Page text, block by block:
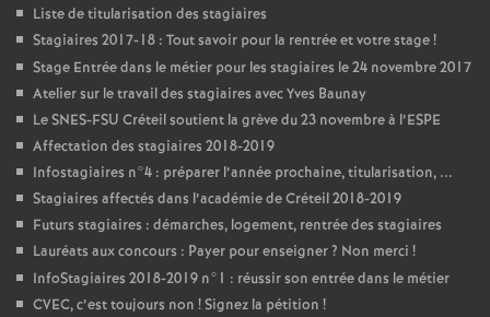
Liste de titularisation des stagiaires
Stagiaires 2017-18 : Tout savoir pour la rentrée et votre stage!
Stage Entrée dans le métier pour les stagiaires le 24 novembre 2017
Atelier sur le travail des stagiaires avec Yves Baunay
LeSNES-FSU Créteil soutient la grève du 23 novembre à l’ESPE
Affectation des stagiaires 2018-2019
Infostagiaires n°4 : préparer l’année prochaine, titularisation, ...
Stagiaires affectés dans l’académie de Créteil 2018-2019
Futurs stagiaires : démarches, logement, rentrée des stagiaires
Lauréats aux concours : Payer pour enseigner? Non merci !
InfoStagiaires 2018-2019 n°1 : réussir son entrée dans le métier
CVEC, c’est toujours non ! Signez la pétition !